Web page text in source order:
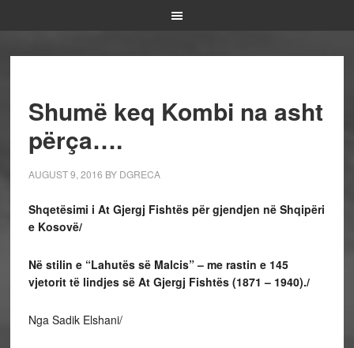
Shumë keq Kombi na asht
përça….
AUGUST 9, 2016 BY DGRECA
Shqetësimi i At Gjergj Fishtës për gjendjen në Shqipëri
e Kosovë/
Në stilin e “Lahutës së Malcis” – me rastin e 145
vjetorit të lindjes së At Gjergj Fishtës (1871 – 1940)./
Nga Sadik Elshani/